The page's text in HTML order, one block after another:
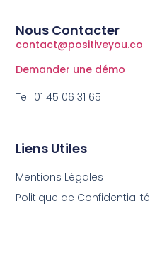
Liens Utiles
Mentions Légales
Politique de Confidentialité
Nous Contacter
contact@positiveyou.co
Demander une démo
Tel: 01 45 06 31 65